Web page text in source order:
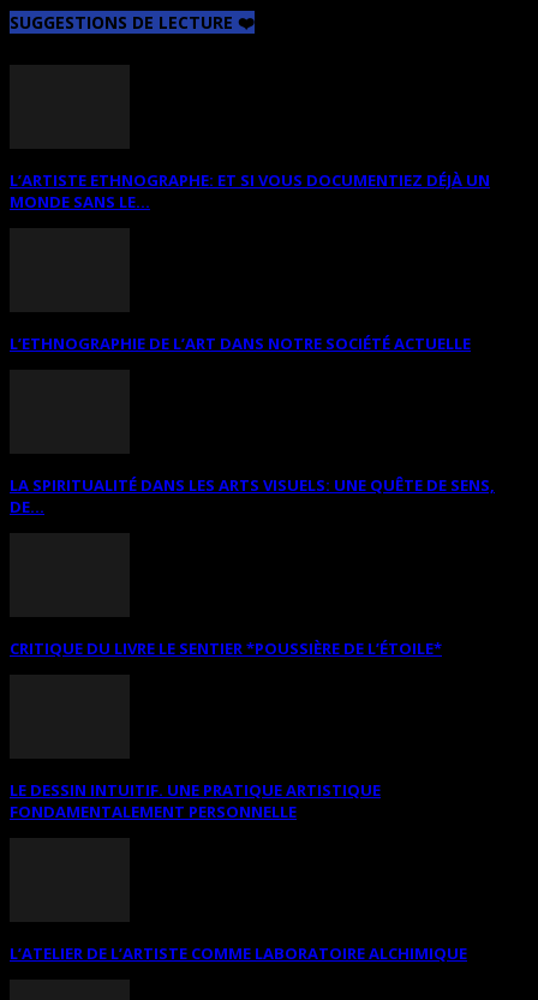
SUGGESTIONS DE LECTURE ❤️
L’ARTISTE ETHNOGRAPHE: ET SI VOUS DOCUMENTIEZ DÉJÀ UN
MONDE SANS LE...
L’ETHNOGRAPHIE DE L’ART DANS NOTRE SOCIÉTÉ ACTUELLE
LA SPIRITUALITÉ DANS LES ARTS VISUELS: UNE QUÊTE DE SENS,
DE...
CRITIQUE DU LIVRE LE SENTIER *POUSSIÈRE DE L’ÉTOILE*
LE DESSIN INTUITIF. UNE PRATIQUE ARTISTIQUE
FONDAMENTALEMENT PERSONNELLE
L’ATELIER DE L’ARTISTE COMME LABORATOIRE ALCHIMIQUE